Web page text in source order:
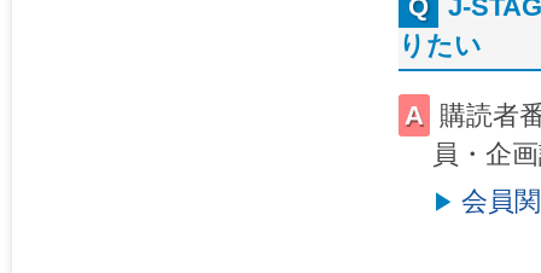
J-
りたい
購読者
員・企
会員